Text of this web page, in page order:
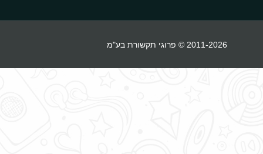
2011-2026 © פרוגי תקשורת בע"מ